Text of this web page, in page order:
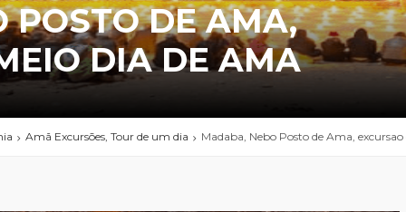
POSTO DE AMA,
DIA DE AMA
Amã Excursões, Tour de um dia Madaba, Nebo Posto de Ama,